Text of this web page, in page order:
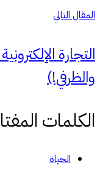
المقال التالي
والظرفي!)
الكلمات
الحياة